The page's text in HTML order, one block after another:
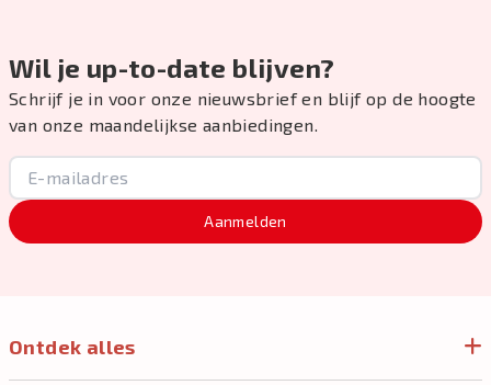
Wil je up-to-date blijven?
Schrijf je in voor onze nieuwsbrief en blijf op de hoogte
van onze maandelijkse aanbiedingen.
Aanmelden
Ontdek alles